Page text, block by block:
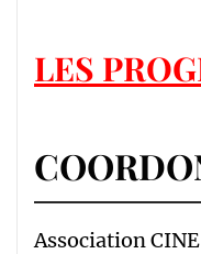
LES
Association